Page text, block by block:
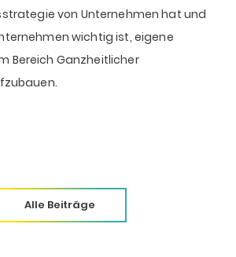
von Unternehmen hat und
wichtig ist, eigene
Bereich Ganzheitlicher
Alle Beiträge